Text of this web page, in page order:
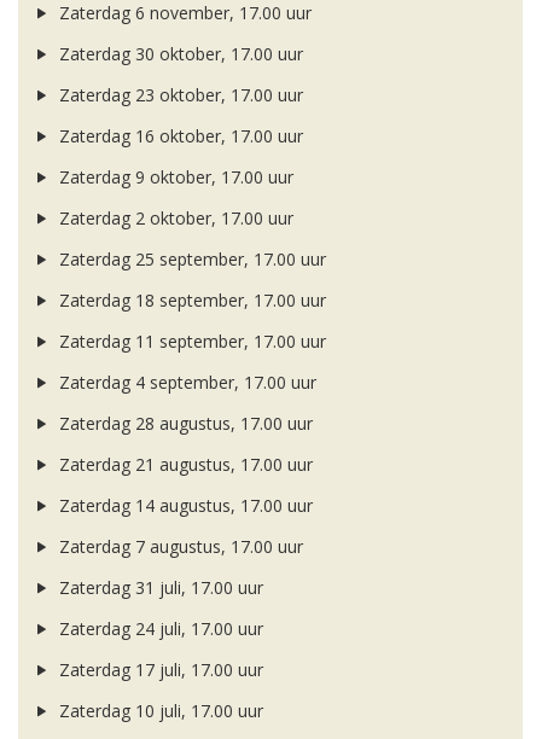
Zaterdag 6 november, 17.00 uur
Zaterdag 30 oktober, 17.00 uur
Zaterdag 23 oktober, 17.00 uur
Zaterdag 16 oktober, 17.00 uur
Zaterdag 9 oktober, 17.00 uur
Zaterdag 2 oktober, 17.00 uur
Zaterdag 25 september, 17.00 uur
Zaterdag 18 september, 17.00 uur
Zaterdag 11 september, 17.00 uur
Zaterdag 4 september, 17.00 uur
Zaterdag 28 augustus, 17.00 uur
Zaterdag 21 augustus, 17.00 uur
Zaterdag 14 augustus, 17.00 uur
Zaterdag 7 augustus, 17.00 uur
Zaterdag 31 juli, 17.00 uur
Zaterdag 24 juli, 17.00 uur
Zaterdag 17 juli, 17.00 uur
Zaterdag 10 juli, 17.00 uur